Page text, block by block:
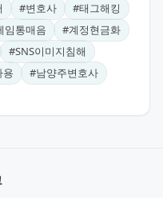
#변호사 #태그해킹
임통매음 #계정현금화
#SNS이미지침해
용 #남양주변호사